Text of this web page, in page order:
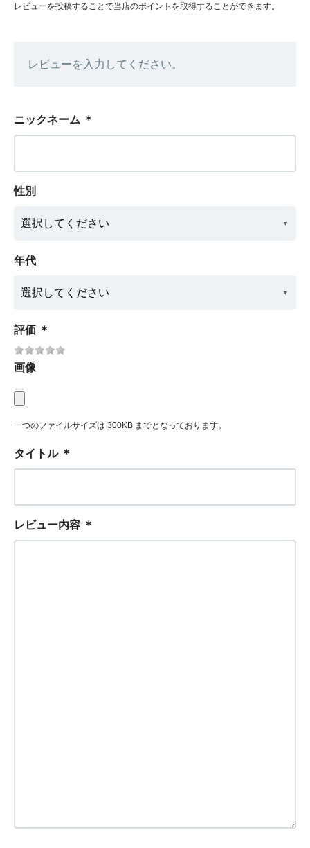
レビューを投稿することで当店のポイントを取得することができます。
レビューを入力してください。
ニックネーム ＊
性別
年代
評価 ＊
画像
一つのファイルサイズは 300KB までとなっております。
タイトル ＊
レビュー内容 ＊